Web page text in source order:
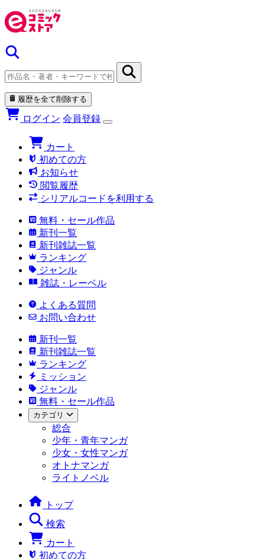
履歴を全て削除する
ログイン 会員登録
カート
初めての方
お知らせ
閲覧履歴
シリアルコードを利用する
無料・セール作品
新刊一覧
新刊雑誌一覧
ランキング
ジャンル
雑誌・レーベル
よくある質問
お問い合わせ
新刊一覧
新刊雑誌一覧
ランキング
ミッション
ジャンル
無料・セール作品
カテゴリ
総合
少年・青年マンガ
少女・女性マンガ
オトナマンガ
ライトノベル
トップ
検索
カート
初めての方